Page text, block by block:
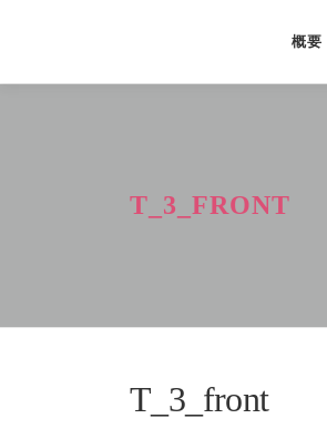
概要
T_3_FRONT
T_3_front